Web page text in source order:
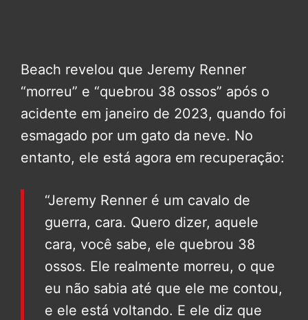
Beach revelou que Jeremy Renner
“morreu” e “quebrou 38 ossos” após o
acidente em janeiro de 2023, quando foi
esmagado por um gato da neve. No
entanto, ele está agora em recuperação:
“Jeremy Renner é um cavalo de
guerra, cara. Quero dizer, aquele
cara, você sabe, ele quebrou 38
ossos. Ele realmente morreu, o que
eu não sabia até que ele me contou,
e ele está voltando. E ele diz que